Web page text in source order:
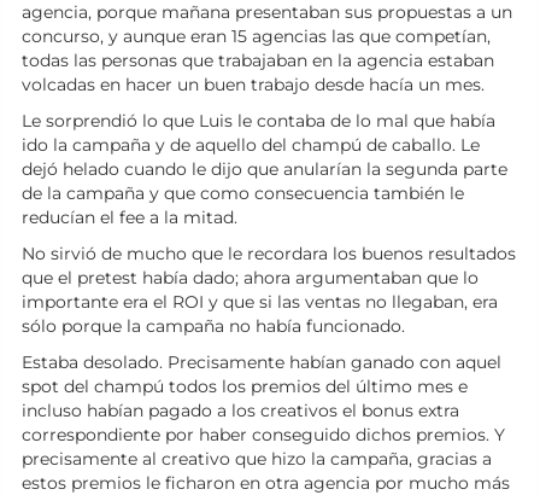
agencia, porque mañana presentaban sus propuestas a un
concurso, y aunque eran 15 agencias las que competían,
todas las personas que trabajaban en la agencia estaban
volcadas en hacer un buen trabajo desde hacía un mes.
Le sorprendió lo que Luis le contaba de lo mal que había
ido la campaña y de aquello del champú de caballo. Le
dejó helado cuando le dijo que anularían la segunda parte
de la campaña y que como consecuencia también le
reducían el fee a la mitad.
No sirvió de mucho que le recordara los buenos resultados
que el pretest había dado; ahora argumentaban que lo
importante era el ROI y que si las ventas no llegaban, era
sólo porque la campaña no había funcionado.
Estaba desolado. Precisamente habían ganado con aquel
spot del champú todos los premios del último mes e
incluso habían pagado a los creativos el bonus extra
correspondiente por haber conseguido dichos premios. Y
precisamente al creativo que hizo la campaña, gracias a
estos premios le ficharon en otra agencia por mucho más